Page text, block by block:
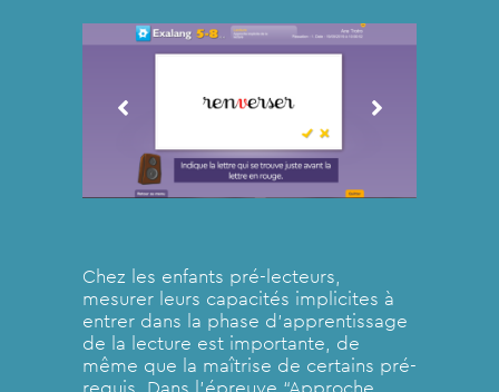
Chez les enfants pré-lecteurs,
mesurer leurs capacités implicites à
entrer dans la phase d’apprentissage
de la lecture est importante, de
même que la maîtrise de certains pré-
requis. Dans l’épreuve “Approche